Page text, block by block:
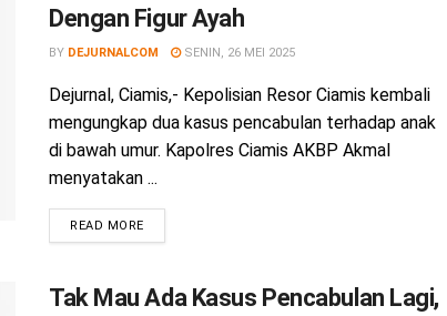
Dengan Figur Ayah
BY DEJURNALCOM SENIN, 26 MEI 2025
Dejurnal, Ciamis,- Kepolisian Resor Ciamis kembali
mengungkap dua kasus pencabulan terhadap anak
di bawah umur. Kapolres Ciamis AKBP Akmal
menyatakan ...
READ MORE
Tak Mau Ada Kasus Pencabulan Lagi,